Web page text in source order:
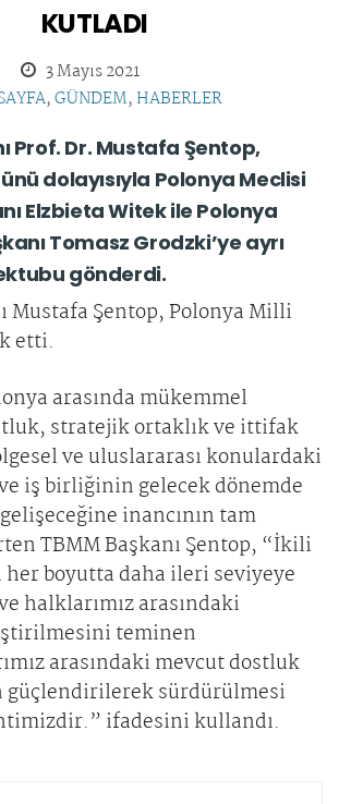
KUTLADI
3 Mayıs 2021
,GÜNDEM,HABERLER
Prof. Dr. Mustafa Şentop,
dolayısıyla Polonya Meclisi
Elzbieta Witek ile Polonya
Tomasz Grodzki’ye ayrı
gönderdi.
Mustafa Şentop, Polonya Milli
etti.
arasında mükemmel
stratejik ortaklık ve ittifak
ve uluslararası konulardaki
iş birliğinin gelecek dönemde
inancının tam
TBMM Başkanı Şentop, “İkili
boyutta daha ileri seviyeye
halklarımız arasındaki
teminen
arasındaki mevcut dostluk
sürdürülmesi
ifadesini kullandı.